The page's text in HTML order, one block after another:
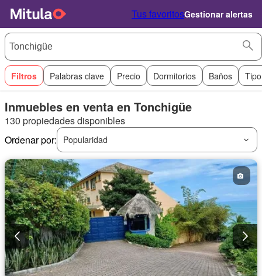
Tus favoritosGestionar alertas
Filtros Palabras clave Precio Dormitorios Baños
Inmuebles en venta en Tonchigüe
130 propiedades disponibles
Ordenar por:
Popularidad